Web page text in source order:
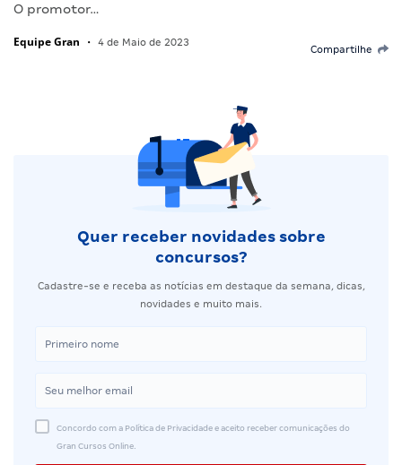
O promotor…
Equipe Gran • 4 de Maio de 2023
Compartilhe
Quer receber novidades sobre
concursos?
Cadastre-se e receba as notícias em destaque da semana, dicas,
novidades e muito mais.
Concordo com a Política de Privacidade e aceito receber comunicações do
Gran Cursos Online.